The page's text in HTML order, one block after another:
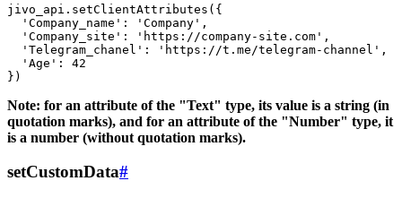
jivo_api.setClientAttributes({
  'Company_name': 'Company',
  'Company_site': 'https://company-site.com',
  'Telegram_chanel': 'https://t.me/telegram-channel',
  'Age': 42
Note: for an attribute of the "Text" type, its value is a string (in
quotation marks), and for an attribute of the "Number" type, it
is a number (without quotation marks).
setCustomData#